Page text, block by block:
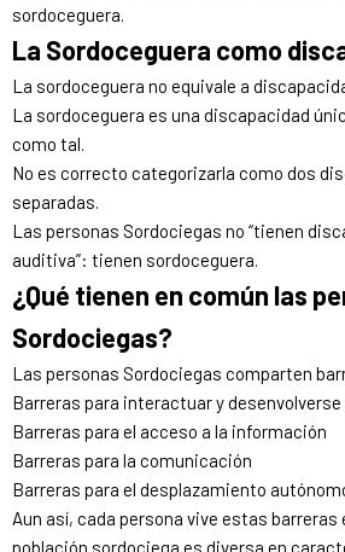
sordoceguera.
La Sordoceguera como
La sordoceguera no equivale a
La sordoceguera es una discapacidad
como tal.
No es correcto categorizarla como dos
separadas.
Las personas Sordociegas no “tienen
auditiva”: tienen sordoceguera.
¿Qué tienen en común las
Sordociegas?
Las personas Sordociegas comparten
Barreras para interactuar y
Barreras para el acceso a la información
Barreras para la comunicación
Barreras para el desplazamiento
Aun así, cada persona vive estas
población sordociega es diversa en